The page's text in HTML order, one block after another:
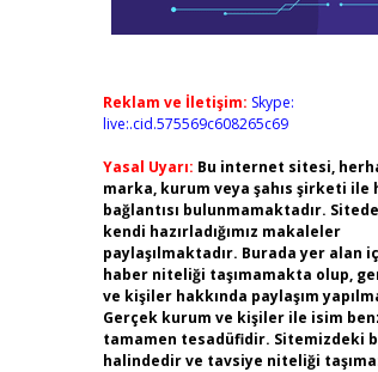
Reklam ve İletişim: Skype:
live:.cid.575569c608265c69
Yasal Uyarı: Bu internet sitesi,
marka, kurum veya şahıs şirketi ile
bağlantısı bulunmamaktadır.
kendi hazırladığımız makaleler
paylaşılmaktadır. Burada yer alan
haber niteliği taşımamakta olup,
ve kişiler hakkında paylaşım
Gerçek kurum ve kişiler ile isim
tamamen tesadüfidir. Sitemizdeki
halindedir ve tavsiye niteliği